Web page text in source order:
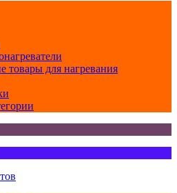
товары для нагревания